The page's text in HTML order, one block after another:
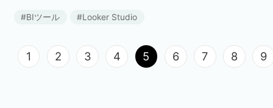
[…]BIツール Looker Studio
1 2 3 4 5 6 7 8 9